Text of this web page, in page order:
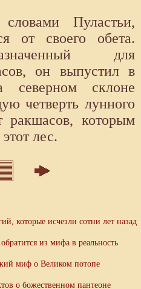
Пуластьи,
от своего обета.
для
он выпустил в
склоне
четверть лунного
ракшасов, которым
лес.
которые исчезли сотни лет назад
из мифа в реальность
миф о Великом потопе
о божественном пантеоне